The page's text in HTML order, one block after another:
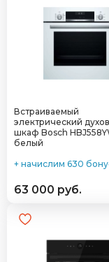
Встраиваемый
электрический
шкаф Bosch
белый
+ начислим 630
63 000 руб.